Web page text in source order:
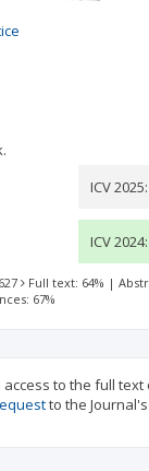
ICV 2025:
ICV 2024:
Full text: 64% |
67%
to the full
to the